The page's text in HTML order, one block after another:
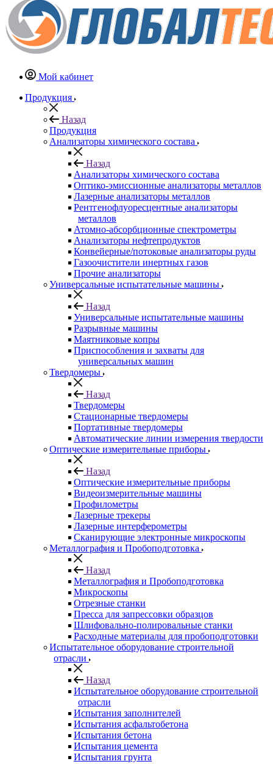
Мой кабинет
Продукция
Назад
Продукция
Анализаторы химического состава
Назад
Анализаторы химического состава
Оптико-эмиссионные анализаторы металлов
Лазерные анализаторы металлов
Рентгенофлуоресцентные анализаторы
металлов
Атомно-абсорбционные спектрометры
Анализаторы нефтепродуктов
Конвейерные/потоковые анализаторы руды
Газоочистители инертных газов
Прочие анализаторы
Универсальные испытательные машины
Назад
Универсальные испытательные машины
Разрывные машины
Маятниковые копры
Приспособления и захваты для
универсальных машин
Твердомеры
Назад
Твердомеры
Стационарные твердомеры
Портативные твердомеры
Автоматические линии измерения твердости
Оптические измерительные приборы
Назад
Оптические измерительные приборы
Видеоизмерительные машины
Профилометры
Лазерные трекеры
Лазерные интерферометры
Сканирующие электронные микроскопы
Металлография и Пробоподготовка
Назад
Металлография и Пробоподготовка
Микроскопы
Отрезные станки
Пресса для запрессовки образцов
Шлифовально-полировальные станки
Расходные материалы для пробоподготовки
Испытательное оборудование строительной
отрасли
Назад
Испытательное оборудование строительной
отрасли
Испытания заполнителей
Испытания асфальтобетона
Испытания бетона
Испытания цемента
Испытания грунта